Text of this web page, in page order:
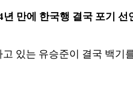
만에 한국행 결국 포기 선
있는 유승준이 결국 백기